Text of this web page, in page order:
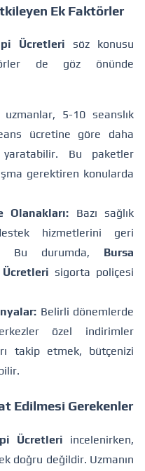
Ek Faktörler
Ücretleri söz konusu
de göz önünde
uzmanlar, 5-10 seanslık
ücretine göre daha
Bu paketler
gerektiren konularda
Olanakları: Bazı sağlık
hizmetlerini geri
Bu durumda, Bursa
sigorta poliçesi
Belirli dönemlerde
özel indirimler
takip etmek, bütçenizi
Edilmesi Gerekenler
Ücretleri incelenirken,
doğru değildir. Uzmanın